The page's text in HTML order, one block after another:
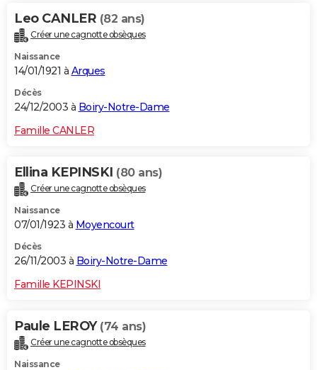
Leo CANLER (82 ans)
Créer une cagnotte obsèques
Naissance
14/01/1921 à Arques
Décès
24/12/2003 à Boiry-Notre-Dame
Famille CANLER
Ellina KEPINSKI (80 ans)
Créer une cagnotte obsèques
Naissance
07/01/1923 à Moyencourt
Décès
26/11/2003 à Boiry-Notre-Dame
Famille KEPINSKI
Paule LEROY (74 ans)
Créer une cagnotte obsèques
Naissance